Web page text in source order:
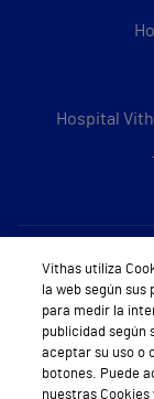
Hospital
Vithas utiliza
la web según
para medir la
publicidad según
aceptar su uso o
botones. Puede
nuestras